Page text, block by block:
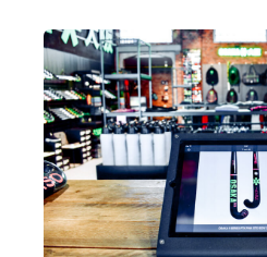
quantité de stock, ce qui
la fidélité de leurs clients.